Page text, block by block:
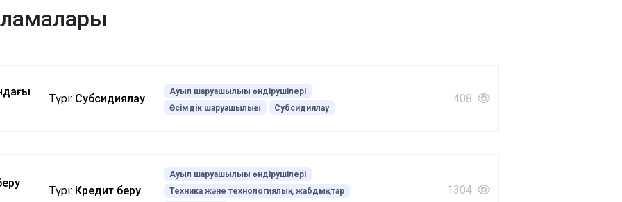
Түрі: Субсидиялау
Ауыл шаруашылығы өндірушілері
Өсімдік шаруашылығы
Субсидиялау
408
Түрі: Кредит беру
Ауыл шаруашылығы өндірушілері
Техника және технологиялық жабдықтар
1304